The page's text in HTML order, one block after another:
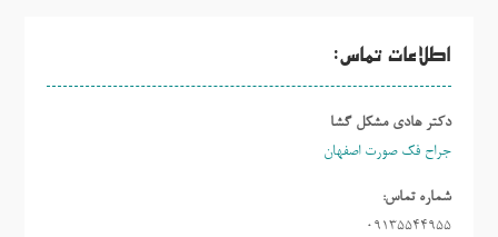
اطلاعات تماس:
دکتر هادی مشکل گشا
جراح فک صورت اصفهان
شماره تماس:
09135544955